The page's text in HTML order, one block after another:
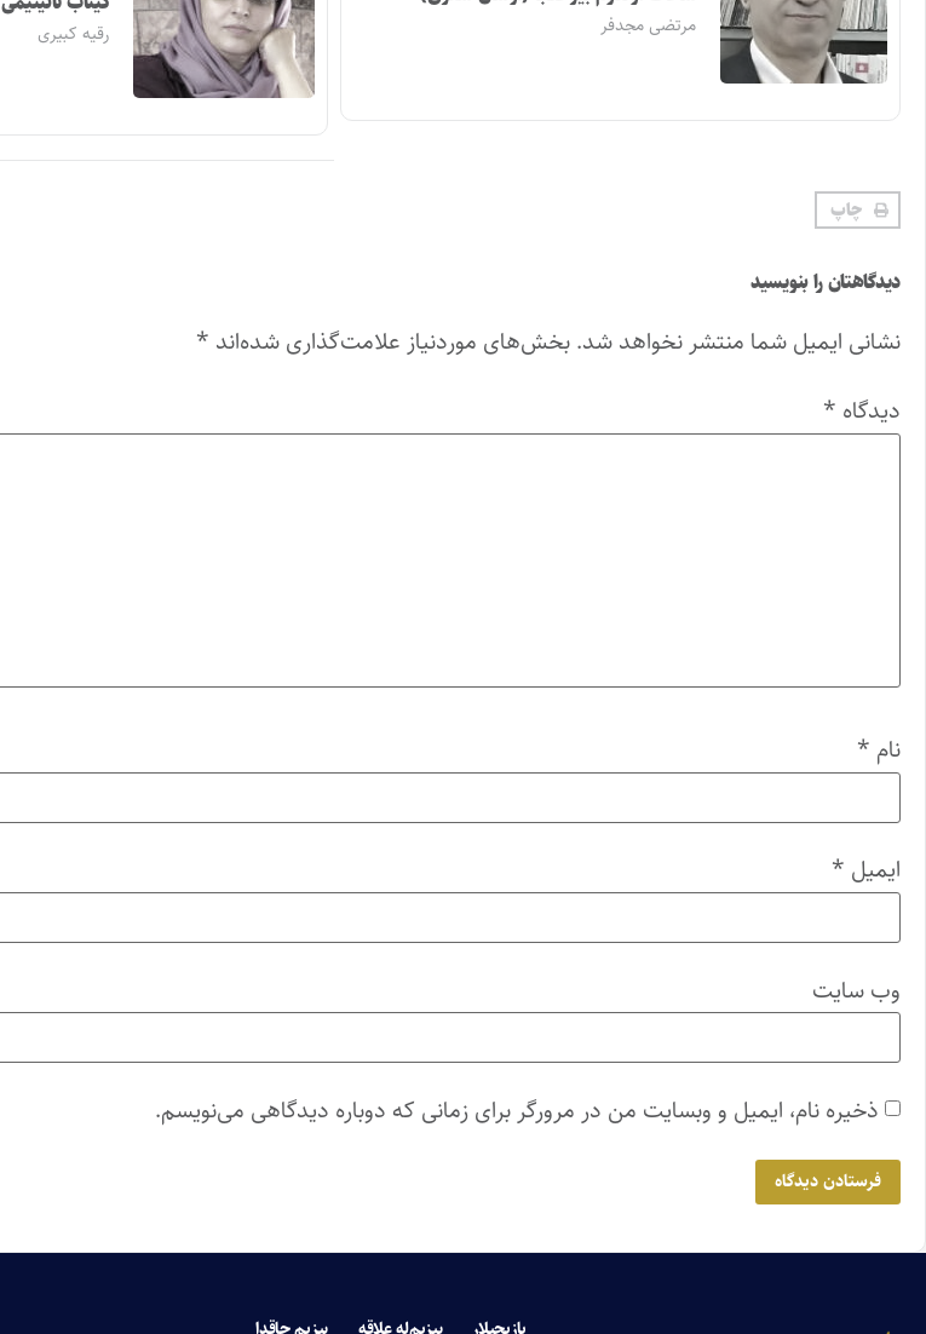
مرتضی مجدفر رقیه کبیری
چاپ
دیدگاهتان را بنویسید
نشانی ایمیل شما منتشر نخواهد شد. بخش‌های موردنیاز علامت‌گذاری شده‌اند *
دیدگاه *
نام *
ایمیل *
وب‌ سایت
ذخیره نام، ایمیل و وبسایت من در مرورگر برای زمانی که دوباره دیدگاهی می‌نویسم.